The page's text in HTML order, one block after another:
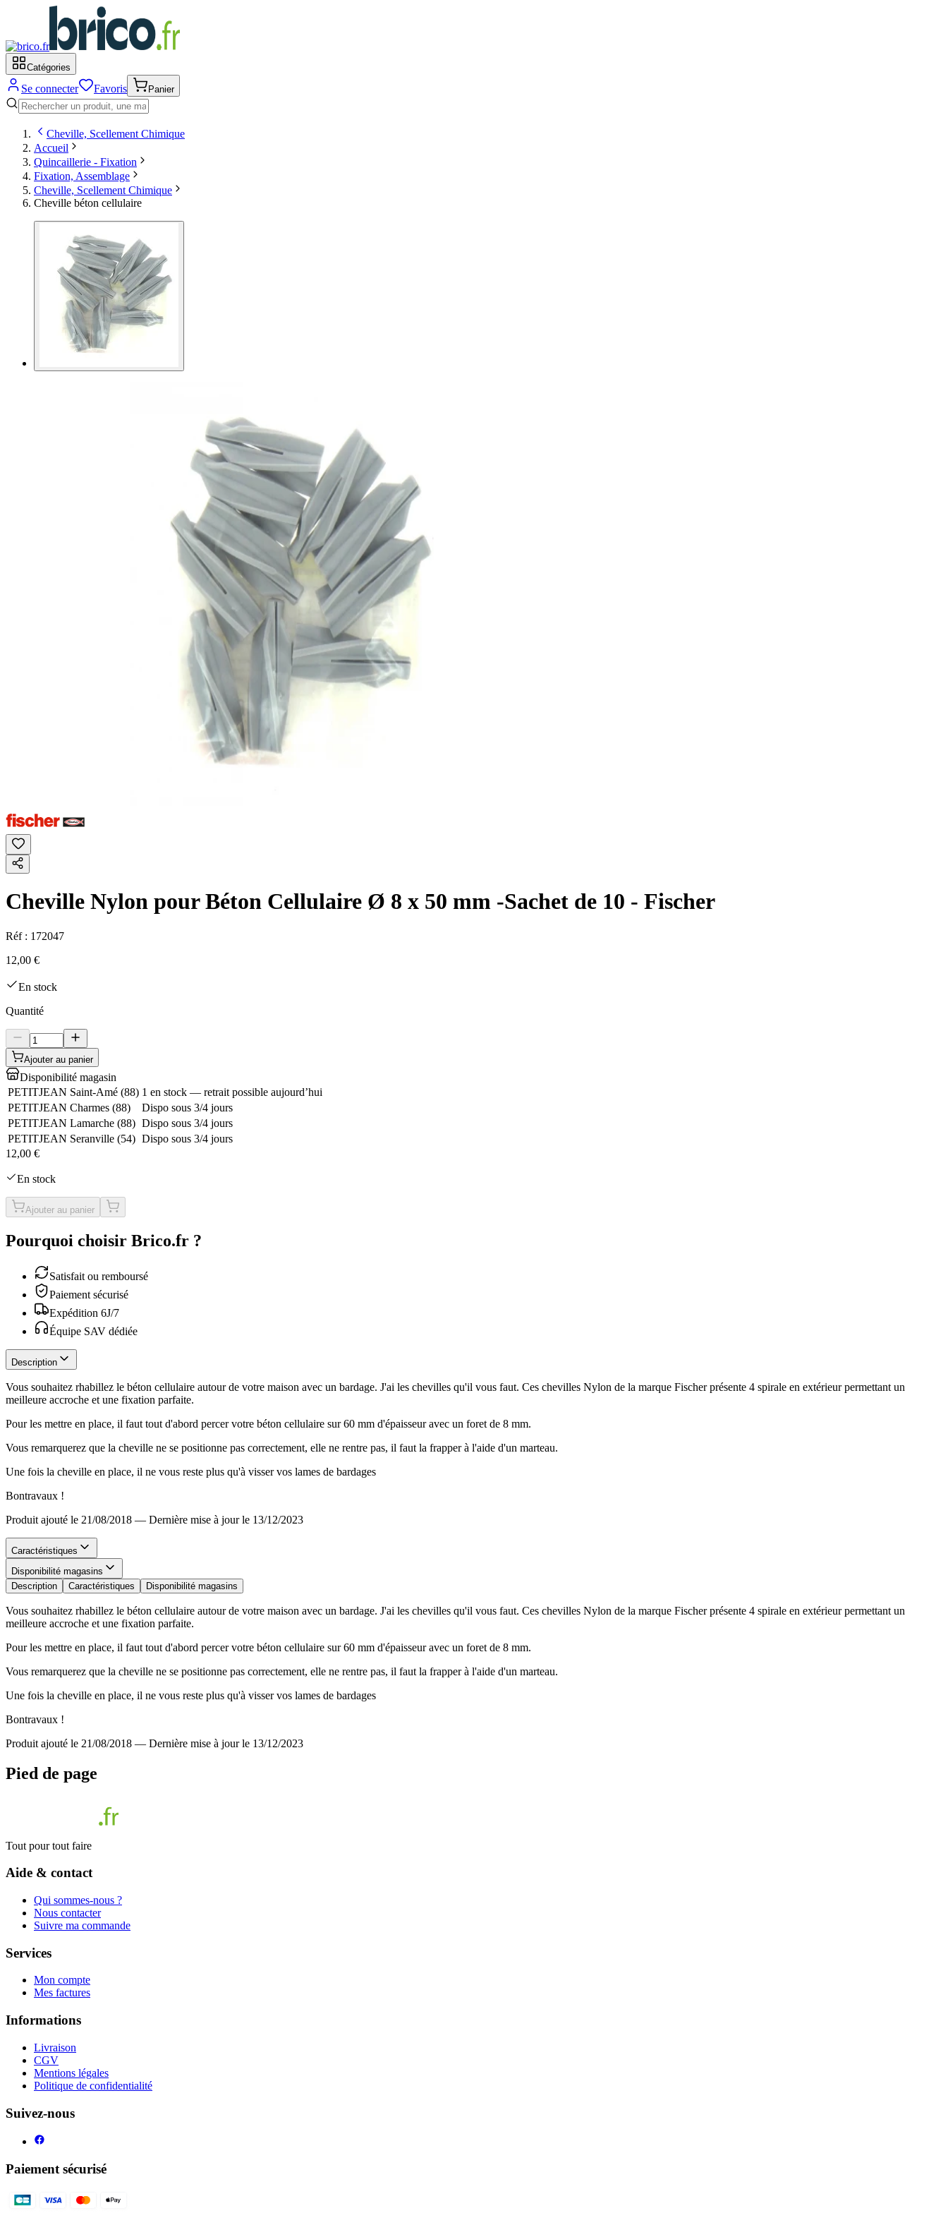
Catégories
Se connecter Favoris Panier
Cheville, Scellement Chimique
Accueil
Quincaillerie - Fixation
Fixation, Assemblage
Cheville, Scellement Chimique
Cheville béton cellulaire
Cheville Nylon pour Béton Cellulaire Ø 8 x 50 mm -Sachet de 10 - Fischer
Réf : 172047
12,00 €
En stock
Quantité
Ajouter au panier
Disponibilité magasin
PETITJEAN Saint-Amé (88) 1 en stock — retrait possible aujourd’hui
PETITJEAN Charmes (88)
Dispo sous 3/4 jours
PETITJEAN Lamarche (88) Dispo sous 3/4 jours
PETITJEAN Seranville (54) Dispo sous 3/4 jours
12,00 €
En stock
Ajouter au panier
Pourquoi choisir Brico.fr ?
Satisfait ou remboursé
Paiement sécurisé
Expédition 6J/7
Équipe SAV dédiée
Description
Vous souhaitez rhabillez le béton cellulaire autour de votre maison avec un bardage. J'ai les chevilles qu'il vous faut. Ces chevilles Nylon de la marque Fischer présente 4 spirale en extérieur permettant un
meilleure accroche et une fixation parfaite.
Pour les mettre en place, il faut tout d'abord percer votre béton cellulaire sur 60 mm d'épaisseur avec un foret de 8 mm.
Vous remarquerez que la cheville ne se positionne pas correctement, elle ne rentre pas, il faut la frapper à l'aide d'un marteau.
Une fois la cheville en place, il ne vous reste plus qu'à visser vos lames de bardages
Bontravaux !
Produit ajouté le 21/08/2018 — Dernière mise à jour le 13/12/2023
Caractéristiques
Disponibilité magasins
Description
Caractéristiques Disponibilité magasins
Vous souhaitez rhabillez le béton cellulaire autour de votre maison avec un bardage. J'ai les chevilles qu'il vous faut. Ces chevilles Nylon de la marque Fischer présente 4 spirale en extérieur permettant un
meilleure accroche et une fixation parfaite.
Pour les mettre en place, il faut tout d'abord percer votre béton cellulaire sur 60 mm d'épaisseur avec un foret de 8 mm.
Vous remarquerez que la cheville ne se positionne pas correctement, elle ne rentre pas, il faut la frapper à l'aide d'un marteau.
Une fois la cheville en place, il ne vous reste plus qu'à visser vos lames de bardages
Bontravaux !
Produit ajouté le 21/08/2018 — Dernière mise à jour le 13/12/2023
Pied de page
Tout pour tout faire
Aide & contact
Qui sommes-nous ?
Nous contacter
Suivre ma commande
Services
Mon compte
Mes factures
Informations
Livraison
CGV
Mentions légales
Politique de confidentialité
Suivez-nous
Paiement sécurisé